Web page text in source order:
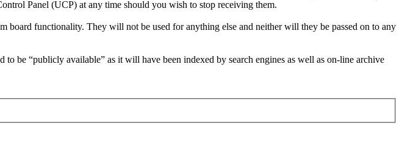
Panel (UCP) at any time should you wish to stop receiving them.
functionality. They will not be used for anything else and neither will they be passed on to any
be “publicly available” as it will have been indexed by search engines as well as on-line archive